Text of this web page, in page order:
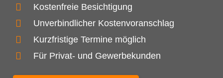
Kostenfreie Besichtigung
Unverbindlicher Kostenvoranschlag
Kurzfristige Termine möglich
Für Privat- und Gewerbekunden